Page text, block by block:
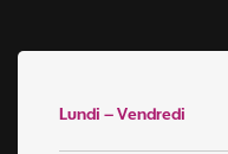
Lundi – Vendredi